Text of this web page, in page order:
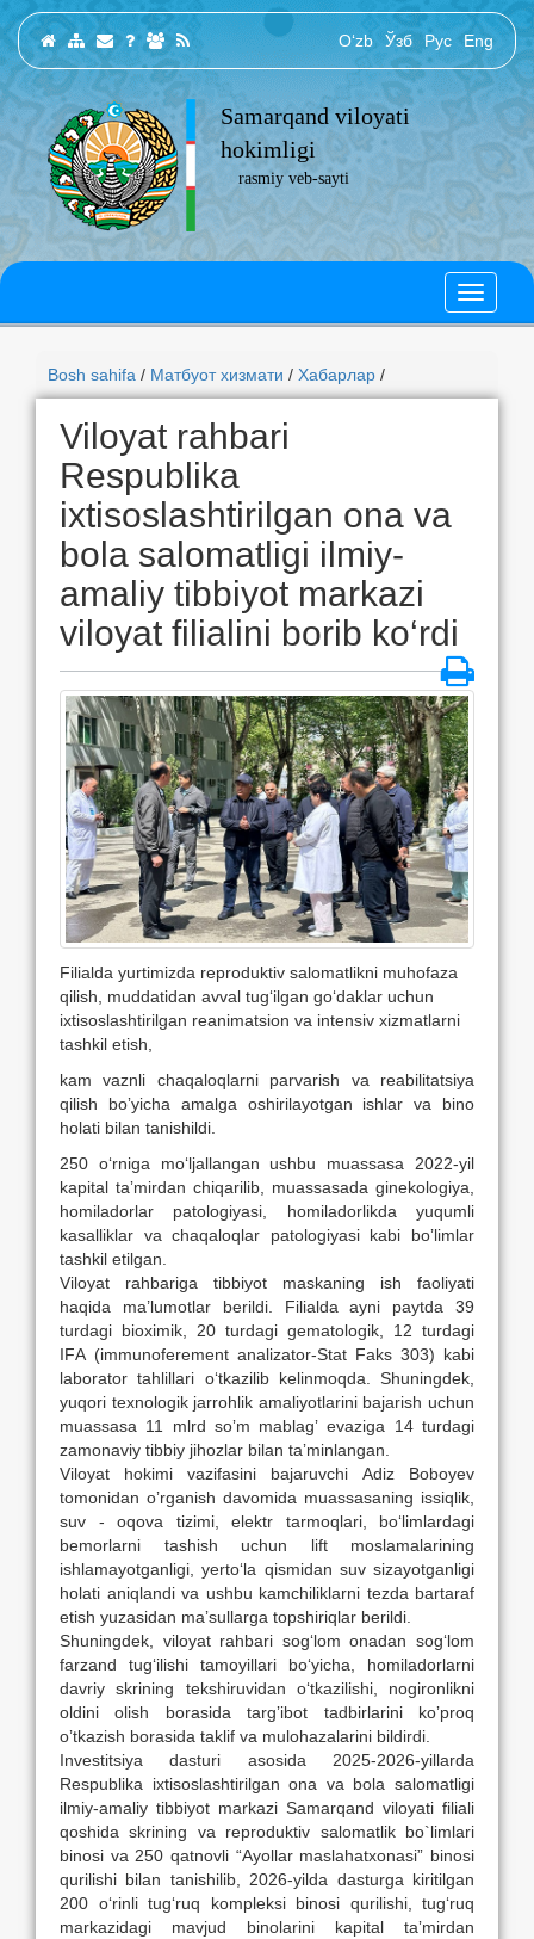
O‘zb Ўзб Рус Eng
Samarqand viloyati
hokimligi
rasmiy veb-sayti
Bosh sahifa / Матбуот хизмати / Хабарлар /
Viloyat rahbari
Respublika
ixtisoslashtirilgan ona va
bola salomatligi ilmiy-
amaliy tibbiyot markazi
viloyat filialini borib ko‘rdi
Filialda yurtimizda reproduktiv salomatlikni muhofaza
qilish, muddatidan avval tug‘ilgan go‘daklar uchun
ixtisoslashtirilgan reanimatsion va intensiv xizmatlarni
tashkil etish,
kam vaznli chaqaloqlarni parvarish va reabilitatsiya
qilish boʼyicha amalga oshirilayotgan ishlar va bino
holati bilan tanishildi.
250 o‘rniga mo‘ljallangan ushbu muassasa 2022-yil
kapital taʼmirdan chiqarilib, muassasada ginekologiya,
homiladorlar patologiyasi, homiladorlikda yuqumli
kasalliklar va chaqaloqlar patologiyasi kabi boʼlimlar
tashkil etilgan.
Viloyat rahbariga tibbiyot maskaning ish faoliyati
haqida ma’lumotlar berildi. Filialda ayni paytda 39
turdagi bioximik, 20 turdagi gematologik, 12 turdagi
IFА (immunoferement analizator-Stat Faks 303) kabi
laborator tahlillari o‘tkazilib kelinmoqda. Shuningdek,
yuqori texnologik jarrohlik amaliyotlarini bajarish uchun
muassasa 11 mlrd soʼm mablagʼ evaziga 14 turdagi
zamonaviy tibbiy jihozlar bilan taʼminlangan.
Viloyat hokimi vazifasini bajaruvchi Аdiz Boboyev
tomonidan oʼrganish davomida muassasaning issiqlik,
suv - oqova tizimi, elektr tarmoqlari, bo‘limlardagi
bemorlarni tashish uchun lift moslamalarining
ishlamayotganligi, yerto‘la qismidan suv sizayotganligi
holati aniqlandi va ushbu kamchiliklarni tezda bartaraf
etish yuzasidan maʼsullarga topshiriqlar berildi.
Shuningdek, viloyat rahbari sog‘lom onadan sog‘lom
farzand tug‘ilishi tamoyillari bo‘yicha, homiladorlarni
davriy skrining tekshiruvidan o‘tkazilishi, nogironlikni
oldini olish borasida targʼibot tadbirlarini koʼproq
oʼtkazish borasida taklif va mulohazalarini bildirdi.
Investitsiya dasturi asosida 2025-2026-yillarda
Respublika ixtisoslashtirilgan ona va bola salomatligi
ilmiy-amaliy tibbiyot markazi Samarqand viloyati filiali
qoshida skrining va reproduktiv salomatlik bo`limlari
binosi va 250 qatnovli “Аyollar maslahatxonasi” binosi
qurilishi bilan tanishilib, 2026-yilda dasturga kiritilgan
200 o‘rinli tug‘ruq kompleksi binosi qurilishi, tug‘ruq
markazidagi mavjud binolarini kapital taʼmirdan